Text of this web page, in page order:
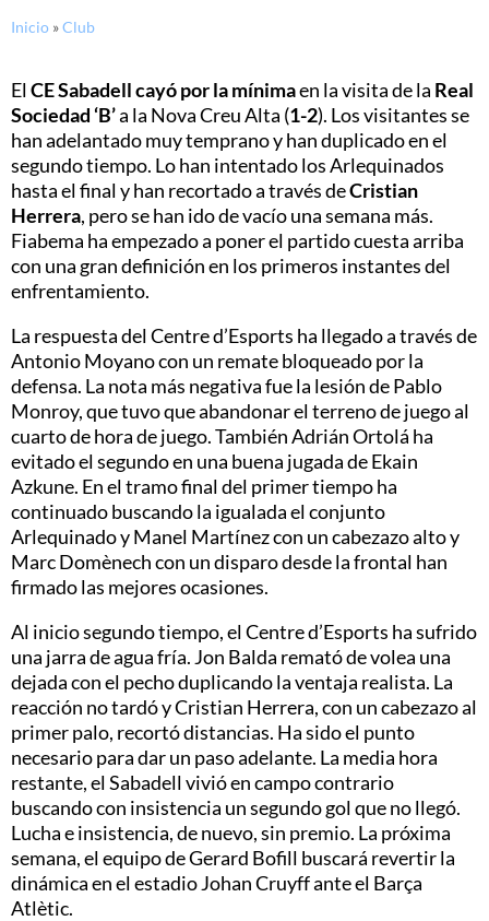
Inicio »Club
ElCE Sabadell cayó por la mínimaen la visita de la Real
Sociedad ‘B’a la Nova Creu Alta (1-2). Los visitantes se
han adelantado muy temprano y han duplicado en el
segundo tiempo. Lo han intentado los Arlequinados
hasta el final y han recortado a través deCristian
Herrera, pero se han ido de vacío una semana más.
Fiabema ha empezado a poner el partido cuesta arriba
con una gran definición en los primeros instantes del
enfrentamiento.
La respuesta del Centre d’Esports ha llegado a través de
Antonio Moyano con un remate bloqueado por la
defensa. La nota más negativa fue la lesión de Pablo
Monroy, que tuvo que abandonar el terreno de juego al
cuarto de hora de juego. También Adrián Ortolá ha
evitado el segundo en una buena jugada de Ekain
Azkune. En el tramo final del primer tiempo ha
continuado buscando la igualada el conjunto
Arlequinado y Manel Martínez con un cabezazo alto y
Marc Domènech con un disparo desde la frontal han
firmado las mejores ocasiones.
Al inicio segundo tiempo, el Centre d’Esports ha sufrido
una jarra de agua fría. Jon Balda remató de volea una
dejada con el pecho duplicando la ventaja realista. La
reacción no tardó y Cristian Herrera, con un cabezazo al
primer palo, recortó distancias. Ha sido el punto
necesario para dar un paso adelante. La media hora
restante, el Sabadell vivió en campo contrario
buscando con insistencia un segundo gol que no llegó.
Lucha e insistencia, de nuevo, sin premio. La próxima
semana, el equipo de Gerard Bofill buscará revertir la
dinámica en el estadio Johan Cruyff ante el Barça
Atlètic.